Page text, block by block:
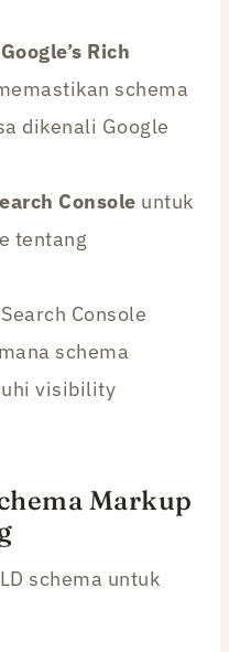
Rich
schema
dikenali Google
Console untuk
tentang
Console
schema
visibility
Markup
schema untuk